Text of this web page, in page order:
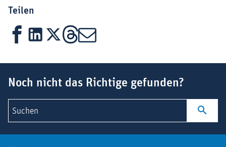
Teilen
FacebookLinkedIn
X Threads
Mail
Noch nicht das Richtige gefunden?
Suchen